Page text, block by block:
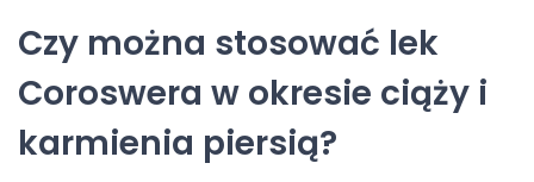
Czy można stosować lek
Coroswera w okresie ciąży i
karmienia piersią?